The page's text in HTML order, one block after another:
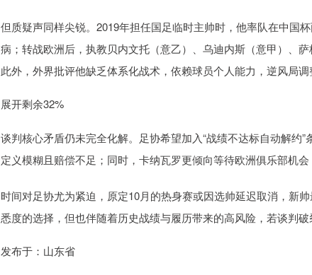
但质疑声同样尖锐。2019年担任国足临时主帅时，他率队在中国
病；转战欧洲后，执教贝内文托（意乙）、乌迪内斯（意甲）、
此外，外界批评他缺乏体系化战术，依赖球员个人能力，逆风局调
展开剩余32%
谈判核心矛盾仍未完全化解。足协希望加入“战绩不达标自动解约
定义模糊且赔偿不足；同时，卡纳瓦罗更倾向等待欧洲俱乐部机会
时间对足协尤为紧迫，原定10月的热身赛或因选帅延迟取消，新
悉度的选择，但也伴随着历史战绩与履历带来的高风险，若谈判
发布于：山东省